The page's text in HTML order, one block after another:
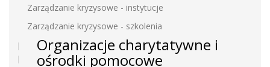
Zarządzanie kryzysowe - instytucje
Zarządzanie kryzysowe - szkolenia
Organizacje charytatywne i
ośrodki pomocowe